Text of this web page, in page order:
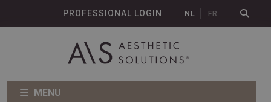
PROFESSIONAL LOGIN NL FR
MENU